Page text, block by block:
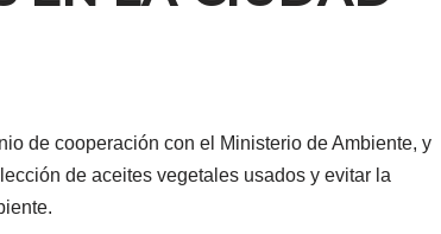
de cooperación con el Ministerio de Ambiente, y
de aceites vegetales usados y evitar la